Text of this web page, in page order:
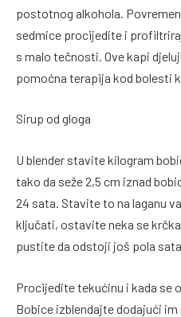
postotnog alkohola.
sedmice procijedite i
s malo tečnosti. Ove kapi
pomoćna terapija kod bolesti
Sirup od gloga
U blender stavite kilogram
tako da seže 2,5 cm iznad
24 sata. Stavite to na laganu
ključati, ostavite neka se
pustite da odstoji još pola
Procijedite tekućinu i kada se
Bobice izblendajte dodajući